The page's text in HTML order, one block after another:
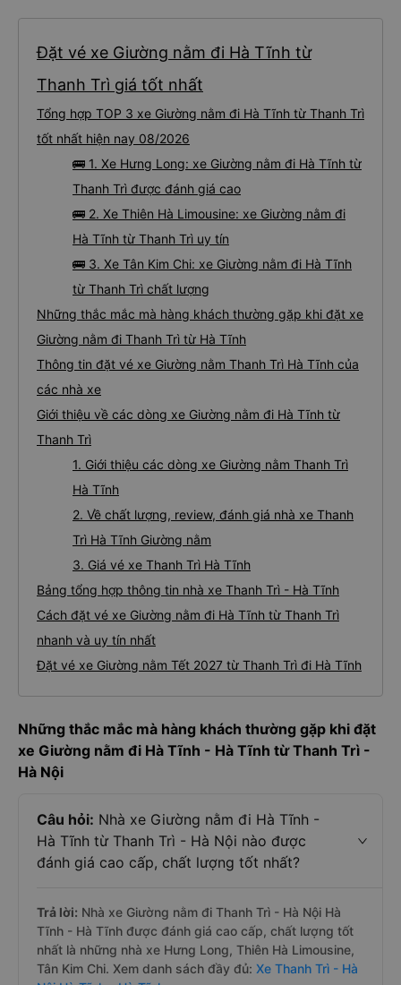
Đặt vé xe Giường nằm đi Hà Tĩnh từ
Thanh Trì giá tốt nhất
Tổng hợp TOP 3 xe Giường nằm đi Hà Tĩnh từ Thanh Trì
tốt nhất hiện nay 08/2026
🚌 1. Xe Hưng Long: xe Giường nằm đi Hà Tĩnh từ
Thanh Trì được đánh giá cao
🚌 2. Xe Thiên Hà Limousine: xe Giường nằm đi
Hà Tĩnh từ Thanh Trì uy tín
🚌 3. Xe Tân Kim Chi: xe Giường nằm đi Hà Tĩnh
từ Thanh Trì chất lượng
Những thắc mắc mà hàng khách thường gặp khi đặt xe
Giường nằm đi Thanh Trì từ Hà Tĩnh
Thông tin đặt vé xe Giường nằm Thanh Trì Hà Tĩnh của
các nhà xe
Giới thiệu về các dòng xe Giường nằm đi Hà Tĩnh từ
Thanh Trì
1. Giới thiệu các dòng xe Giường nằm Thanh Trì
Hà Tĩnh
2. Về chất lượng, review, đánh giá nhà xe Thanh
Trì Hà Tĩnh Giường nằm
3. Giá vé xe Thanh Trì Hà Tĩnh
Bảng tổng hợp thông tin nhà xe Thanh Trì - Hà Tĩnh
Cách đặt vé xe Giường nằm đi Hà Tĩnh từ Thanh Trì
nhanh và uy tín nhất
Đặt vé xe Giường nằm Tết 2027 từ Thanh Trì đi Hà Tĩnh
Những thắc mắc mà hàng khách thường gặp khi đặt
xe Giường nằm đi Hà Tĩnh - Hà Tĩnh từ Thanh Trì -
Hà Nội
Câu hỏi: Nhà xe Giường nằm đi Hà Tĩnh -
Hà Tĩnh từ Thanh Trì - Hà Nội nào được
đánh giá cao cấp, chất lượng tốt nhất?
Trả lời: Nhà xe Giường nằm đi Thanh Trì - Hà Nội Hà
Tĩnh - Hà Tĩnh được đánh giá cao cấp, chất lượng tốt
nhất là những nhà xe Hưng Long, Thiên Hà Limousine,
Tân Kim Chi. Xem danh sách đầy đủ: Xe Thanh Trì - Hà